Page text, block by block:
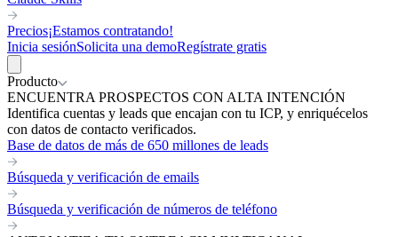
Precios¡Estamos contratando!
Inicia sesiónSolicita una demoRegístrate gratis
Producto
ENCUENTRA PROSPECTOS CON ALTA INTENCIÓN
Identifica cuentas y leads que encajan con tu ICP, y enriquécelos
con datos de contacto verificados.
Base de datos de más de 650 millones de leads
Búsqueda y verificación de emails
Búsqueda y verificación de números de teléfono